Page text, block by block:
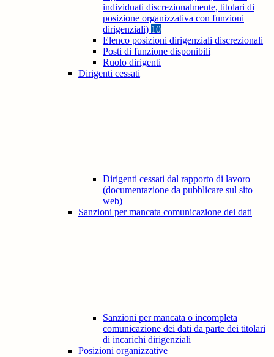
individuati discrezionalmente, titolari di
posizione organizzativa con funzioni
dirigenziali) 10
Elenco posizioni dirigenziali discrezionali
Posti di funzione disponibili
Ruolo dirigenti
Dirigenti cessati
Dirigenti cessati dal rapporto di lavoro
(documentazione da pubblicare sul sito
web)
Sanzioni per mancata comunicazione dei dati
Sanzioni per mancata o incompleta
comunicazione dei dati da parte dei titolari
di incarichi dirigenziali
Posizioni organizzative